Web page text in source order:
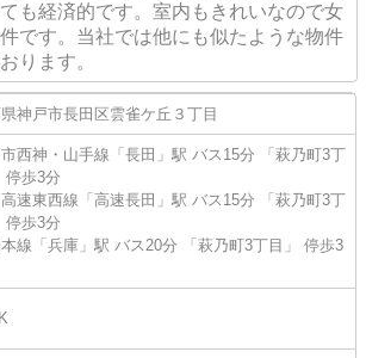
も経済的です。室内もきれいなので女
です。当社では他にも似たような物件
ります。
神戸市長田区雲雀ケ丘 ３丁目
西神・山手線 「 長田 」駅 バス15分 「萩乃町3丁
停歩3分
速東西線 「 高速長田 」駅 バス15分 「萩乃町3丁
停歩3分
線 「 兵庫 」駅 バス20分 「萩乃町3丁目」 停歩3